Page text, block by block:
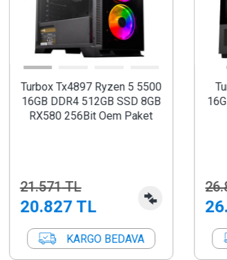
Turbox Tx5758 i5 11400F
16GB DDR4 512GB SSD 4GB
RX550 Oem Paket
26.895TL
26.304TL
KARGO BEDAVA